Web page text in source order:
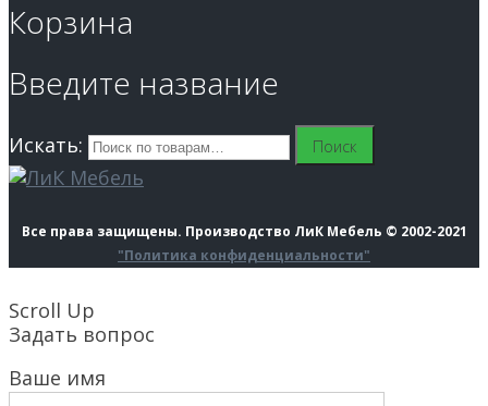
Корзина
Введите название
Искать: Поиск
Все права защищены. Производство ЛиК Мебель © 2002-2021
"Политика конфиденциальности"
Scroll Up
Задать вопрос
Ваше имя